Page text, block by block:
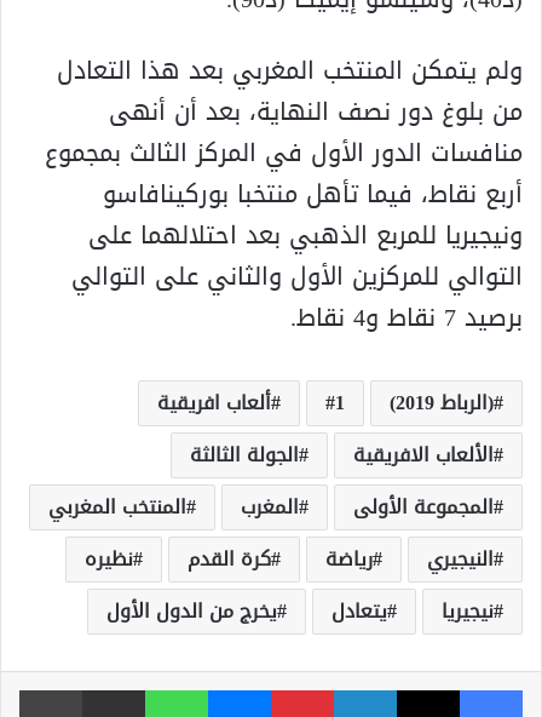
ولم يتمكن المنتخب المغربي بعد هذا التعادل
من بلوغ دور نصف النهاية، بعد أن أنهى
منافسات الدور الأول في المركز الثالث بمجموع
أربع نقاط، فيما تأهل منتخبا بوركينافاسو
ونيجيريا للمربع الذهبي بعد احتلالهما على
التوالي للمركزين الأول والثاني على التوالي
برصيد 7 نقاط و4 نقاط.
(الرباط 2019) 1
ألعاب افريقية
الألعاب الافريقية
الجولة الثالثة
المجموعة الأولى
المغرب
المنتخب المغربي
النيجيري
رياضة كرة القدم
نظيره
نيجيريا
يتعادل يخرج من الدول الأول
فيسبوك ‫X لينكدإن بينتيريست ماسنجر واتساب مشاركة عبر البريد